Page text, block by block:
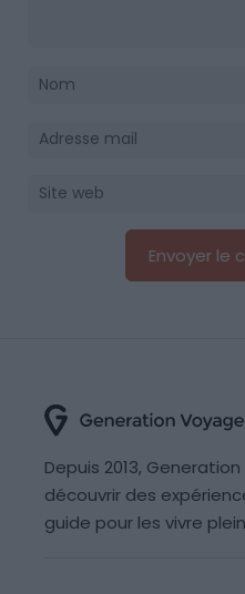
Depuis 2013,
découvrir des
guide pour les vivre